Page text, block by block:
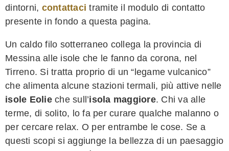
dintorni, contattaci tramite il modulo di contatto
presente in fondo a questa pagina.
Un caldo filo sotterraneo collega la provincia di
Messina alle isole che le fanno da corona, nel
Tirreno. Si tratta proprio di un “legame vulcanico”
che alimenta alcune stazioni termali, più attive nelle
isole Eolieche sull’isola maggiore. Chi va alle
terme, di solito, lo fa per curare qualche malanno o
per cercare relax. O per entrambe le cose. Se a
questi scopi si aggiunge la bellezza di un paesaggio